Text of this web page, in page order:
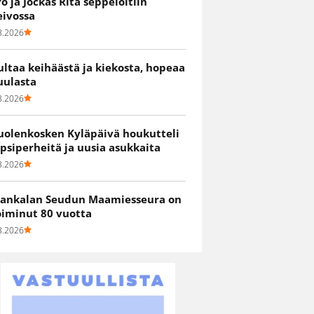
keihäästä ja kiekosta, hopeaa
Kyläpäivä houkutteli
ja uusia asukkaita
Seudun Maamiesseura on
80 vuotta